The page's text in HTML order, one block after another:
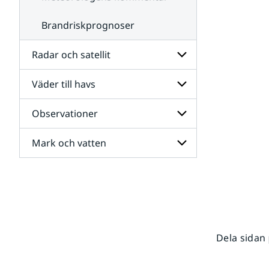
Brandriskprognoser
Radar och satellit
Undersidor
för
Radar
och
satellit
Väder till havs
Undersidor
för
Väder
till
havs
Observationer
Undersidor
för
Mark och vatten
Dela sidan